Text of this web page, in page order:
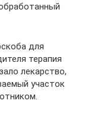
для
терапия
лекарство,
участок